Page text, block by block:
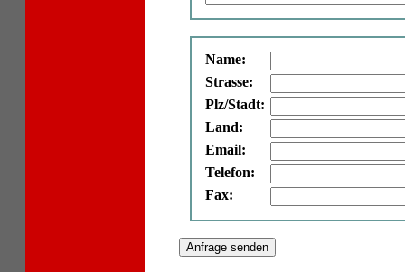
Name:
Strasse:
Plz/Stadt:
Land:
Email:
Telefon:
Fax: